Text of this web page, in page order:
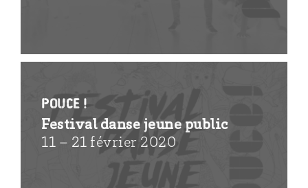
POUCE !
Festival danse jeune public
11 – 21 février 2020